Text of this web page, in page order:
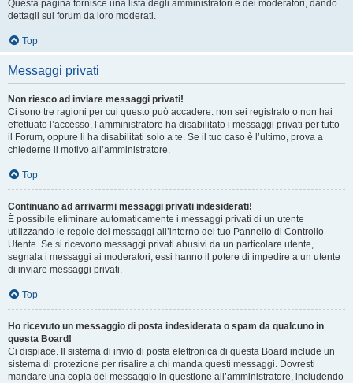
Questa pagina fornisce una lista degli amministratori e dei moderatori, dando
dettagli sui forum da loro moderati.
Top
Messaggi privati
Non riesco ad inviare messaggi privati!
Ci sono tre ragioni per cui questo può accadere: non sei registrato o non hai
effettuato l’accesso, l’amministratore ha disabilitato i messaggi privati per tutto
il Forum, oppure li ha disabilitati solo a te. Se il tuo caso è l’ultimo, prova a
chiederne il motivo all’amministratore.
Top
Continuano ad arrivarmi messaggi privati indesiderati!
È possibile eliminare automaticamente i messaggi privati ​​di un utente
utilizzando le regole dei messaggi all’interno del tuo Pannello di Controllo
Utente. Se si ricevono messaggi privati ​​abusivi da un particolare utente,
segnala i messaggi ai moderatori; essi hanno il potere di impedire a un utente
di inviare messaggi privati​​.
Top
Ho ricevuto un messaggio di posta indesiderata o spam da qualcuno in
questa Board!
Ci dispiace. Il sistema di invio di posta elettronica di questa Board include un
sistema di protezione per risalire a chi manda questi messaggi. Dovresti
mandare una copia del messaggio in questione all’amministratore, includendo